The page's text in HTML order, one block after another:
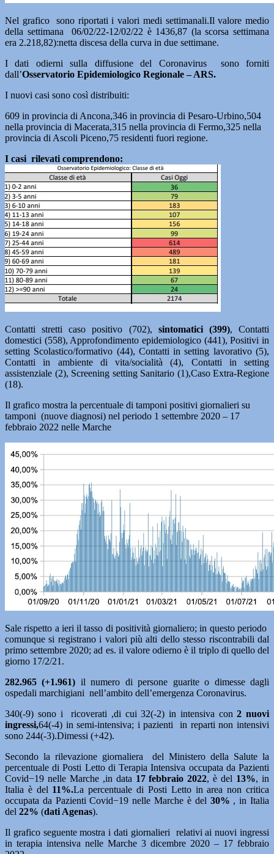
Nel grafico sono riportati i valori medi settimanali.Il valore medio
della settimana 06/02/22-12/02/22 è 1436,87 (la scorsa settimana
era 2.218,82):netta discesa della curva in due settimane.
I dati odierni sulla diffusione del Coronavirus sono forniti
dall’Osservatorio Epidemiologico Regionale – ARS.
I nuovi casi sono così distribuiti:
609 in provincia di Ancona,346 in provincia di Pesaro-Urbino,504
nella provincia di Macerata,315 nella provincia di Fermo,325 nella
provincia di Ascoli Piceno,75 residenti fuori regione.
I casi rilevati comprendono:
Contatti stretti caso positivo (702), sintomatici (399), Contatti
domestici (558), Approfondimento epidemiologico (441), Positivi in
setting Scolastico/formativo (44), Contatti in setting lavorativo (5),
Contatti in ambiente di vita/socialità (4), Contatti in setting
assistenziale (2), Screening setting Sanitario (1),Caso Extra-Regione
(18).
Il grafico mostra la percentuale di tamponi positivi giornalieri su
tamponi (nuove diagnosi) nel periodo 1 settembre 2020 – 17
febbraio 2022 nelle Marche
Sale rispetto a ieri il tasso di positività giornaliero; in questo periodo
comunque si registrano i valori più alti dello stesso riscontrabili dal
primo settembre 2020; ad es. il valore odierno è il triplo di quello del
giorno 17/2/21.
282.965 (+1.961) il numero di persone guarite o dimesse dagli
ospedali marchigiani nell’ambito dell’emergenza Coronavirus.
340(-9) sono i ricoverati ,di cui 32(-2) in intensiva con2 nuovi
ingressi,64(-4) in semi-intensiva; i pazienti in reparti non intensivi
sono 244(-3).Dimessi (+42).
Secondo la rilevazione giornaliera del Ministero della Salute la
percentuale di Posti Letto di Terapia Intensiva occupata da Pazienti
Covid−19 nelle Marche ,in data 17 febbraio 2022, è del 13%, in
Italia è del 11%.La percentuale di Posti Letto in area non critica
occupata da Pazienti Covid−19 nelle Marche è del 30% , in Italia
del 22% (dati Agenas).
Il grafico seguente mostra i dati giornalieri relativi ai nuovi ingressi
in terapia intensiva nelle Marche 3 dicembre 2020 – 17 febbraio